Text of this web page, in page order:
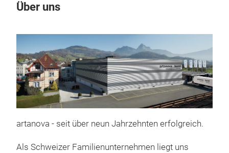
Über uns
artanova - seit über neun Jahrzehnten erfolgreich.
Als Schweizer Familienunternehmen liegt uns